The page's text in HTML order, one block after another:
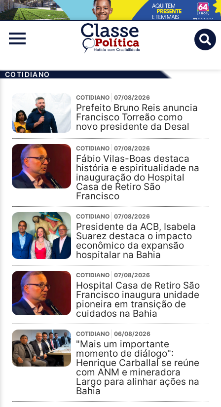
Classe
Politica
COTIDIANO
COTIDIANO 07/08/2026
Prefeito Bruno Reis anuncia
Francisco Torreão como
novo presidente da Desal
COTIDIANO 07/08/2026
Fábio Vilas-Boas destaca
história e espiritualidade na
inauguração do Hospital
Casa de Retiro São
Francisco
COTIDIANO 07/08/2026
Presidente da ACB, Isabela
Suarez destaca o impacto
econômico da expansão
hospitalar na Bahia
COTIDIANO 07/08/2026
Hospital Casa de Retiro São
Francisco inaugura unidade
pioneira em transição de
cuidados na Bahia
COTIDIANO 06/08/2026
"Mais um importante
momento de diálogo":
Henrique Carballal se reúne
com ANM e mineradora
Largo para alinhar ações na
Bahia